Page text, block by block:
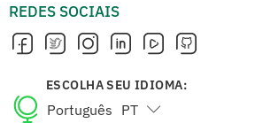
REDES SOCIAIS
ESCOLHA SEU IDIOMA:
Português PT
English EN